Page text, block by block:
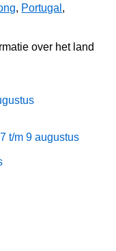
, Portugal,
over het land
t/m 9 augustus